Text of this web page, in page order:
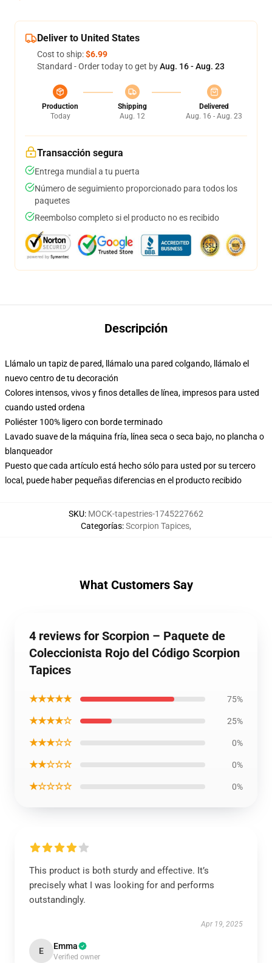
Deliver to United States
Cost to ship:$6.99
Standard - Order today to get byAug. 16 - Aug. 23
Production
Today
Shipping
Aug. 12
Delivered
Aug. 16 - Aug. 23
Transacción segura
Entrega mundial a tu puerta
Número de seguimiento proporcionado para todos los
paquetes
Reembolso completo si el producto no es recibido
Descripción
Llámalo un tapiz de pared, llámalo una pared colgando, llámalo el
nuevo centro de tu decoración
Colores intensos, vivos y finos detalles de línea, impresos para usted
cuando usted ordena
Poliéster 100% ligero con borde terminado
Lavado suave de la máquina fría, línea seca o seca bajo, no plancha o
blanqueador
Puesto que cada artículo está hecho sólo para usted por su tercero
local, puede haber pequeñas diferencias en el producto recibido
SKU: MOCK-tapestries-1745227662
Categorías:Scorpion Tapices,
What Customers Say
4 reviews for Scorpion – Paquete de
Coleccionista Rojo del Código Scorpion
Tapices
★★★★★ 75%
★★★★☆ 25%
★★★☆☆ 0%
★★☆☆☆ 0%
★☆☆☆☆ 0%
This product is both sturdy and effective. It’s
precisely what I was looking for and performs
outstandingly.
Apr 19, 2025
E Emma
Verified owner